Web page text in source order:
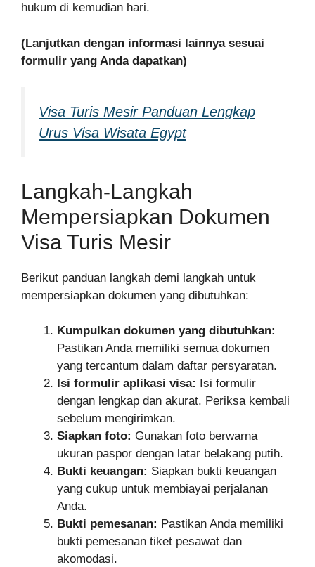
hukum di kemudian hari.
(Lanjutkan dengan informasi lainnya sesuai
formulir yang Anda dapatkan)
Visa Turis Mesir Panduan Lengkap
Urus Visa Wisata Egypt
Langkah-Langkah
Mempersiapkan Dokumen
Visa Turis Mesir
Berikut panduan langkah demi langkah untuk
mempersiapkan dokumen yang dibutuhkan:
Kumpulkan dokumen yang dibutuhkan:
Pastikan Anda memiliki semua dokumen
yang tercantum dalam daftar persyaratan.
Isi formulir aplikasi visa:
Isi formulir
dengan lengkap dan akurat. Periksa kembali
sebelum mengirimkan.
Siapkan foto: Gunakan foto berwarna
ukuran paspor dengan latar belakang putih.
Bukti keuangan: Siapkan bukti keuangan
yang cukup untuk membiayai perjalanan
Anda.
Bukti pemesanan: Pastikan Anda memiliki
bukti pemesanan tiket pesawat dan
akomodasi.